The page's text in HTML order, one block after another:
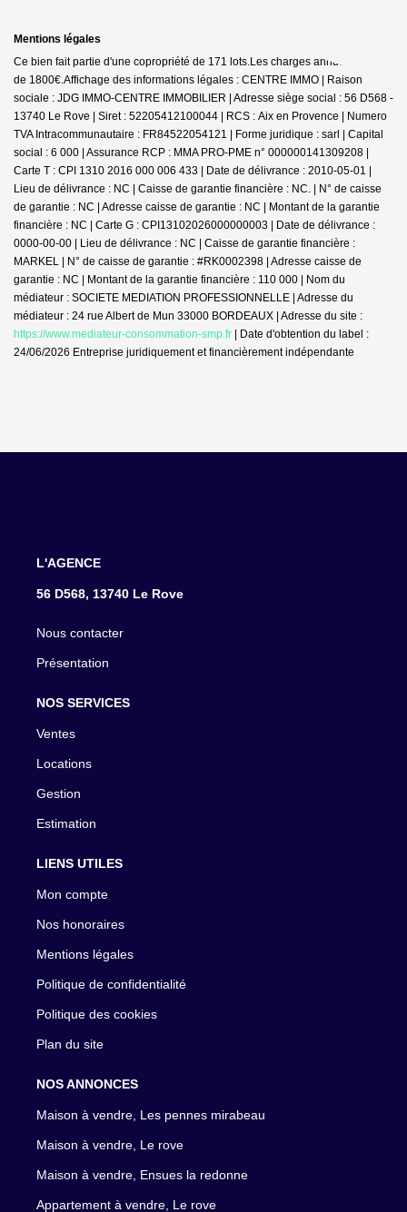
Mentions légales
Ce bien fait partie d'une copropriété de 171 lots.Les charges annuelles sont
de 1800€.Affichage des informations légales : CENTRE IMMO | Raison
sociale : JDG IMMO-CENTRE IMMOBILIER | Adresse siège social : 56 D568 -
13740 Le Rove | Siret : 52205412100044 | RCS : Aix en Provence | Numero
TVA Intracommunautaire : FR84522054121 | Forme juridique : sarl | Capital
social : 6 000 | Assurance RCP : MMA PRO-PME n° 000000141309208 |
Carte T : CPI 1310 2016 000 006 433 | Date de délivrance : 2010-05-01 |
Lieu de délivrance : NC | Caisse de garantie financière : NC. | N° de caisse
de garantie : NC | Adresse caisse de garantie : NC | Montant de la garantie
financière : NC | Carte G : CPI13102026000000003 | Date de délivrance :
0000-00-00 | Lieu de délivrance : NC | Caisse de garantie financière :
MARKEL | N° de caisse de garantie : #RK0002398 | Adresse caisse de
garantie : NC | Montant de la garantie financière : 110 000 | Nom du
médiateur : SOCIETE MEDIATION PROFESSIONNELLE | Adresse du
médiateur : 24 rue Albert de Mun 33000 BORDEAUX | Adresse du site :
https://www.mediateur-consommation-smp.fr | Date d'obtention du label :
24/06/2026 Entreprise juridiquement et financièrement indépendante
L'AGENCE
56 D568, 13740 Le Rove
Nous contacter
Présentation
NOS SERVICES
Ventes
Locations
Gestion
Estimation
LIENS UTILES
Mon compte
Nos honoraires
Mentions légales
Politique de confidentialité
Politique des cookies
Plan du site
NOS ANNONCES
Maison à vendre, Les pennes mirabeau
Maison à vendre, Le rove
Maison à vendre, Ensues la redonne
Appartement à vendre, Le rove